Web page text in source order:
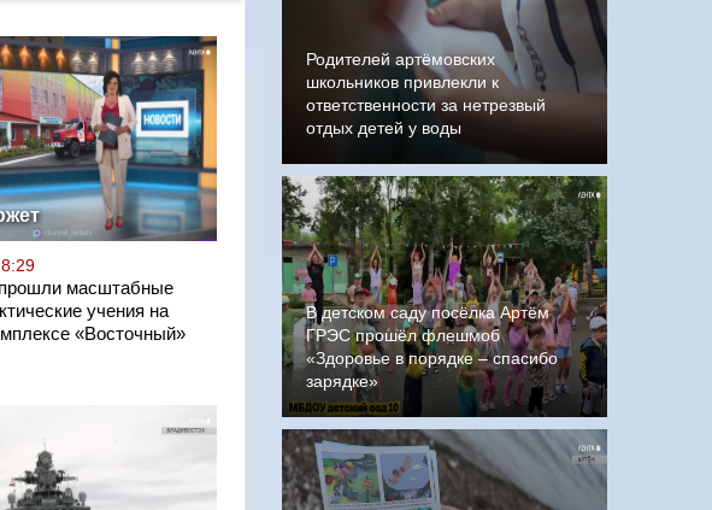
масштабные
учения на
«Восточный»
Родителей артёмовских
школьников привлекли к
ответственности за нетрезвый
отдых детей у воды
В детском саду посёлка Артём
ГРЭС прошёл флешмоб
«Здоровье в порядке – спасибо
зарядке»